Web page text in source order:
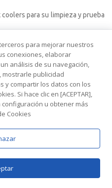
para su limpieza y prueba
empresa REMOLQUES Y
) es una de las empresas
primeros 8 meses del 2013
para mejorar nuestros
conexiones, elaborar
análisis de su navegación,
publicidad
y compartir los datos con los
Si hace clic en [ACEPTAR],
u obtener más
Cookies